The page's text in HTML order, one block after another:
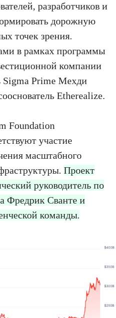
разработчиков и
дорожную
точек зрения.
в рамках программы
компании
Sigma Prime Мехди
Etherealize.
Foundation
участие
масштабного
Проект
руководитель по
Фредрик Сванте и
команды.